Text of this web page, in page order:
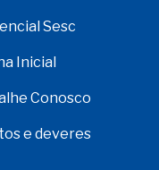
Sesc
Inicial
Conosco
e deveres